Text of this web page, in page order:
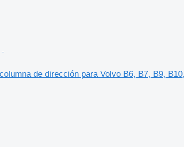
de dirección para Volvo B6, B7, B9,